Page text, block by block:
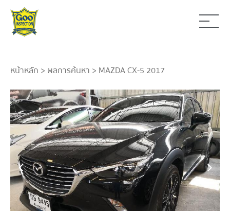
หน้าหลัก > ผลการค้นหา > MAZDA CX-5 2017